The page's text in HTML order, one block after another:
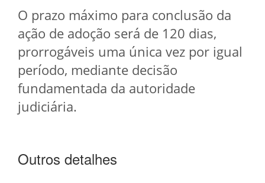
O prazo máximo para conclusão da
ação de adoção será de 120 dias,
prorrogáveis uma única vez por igual
período, mediante decisão
fundamentada da autoridade
judiciária.
Outros detalhes